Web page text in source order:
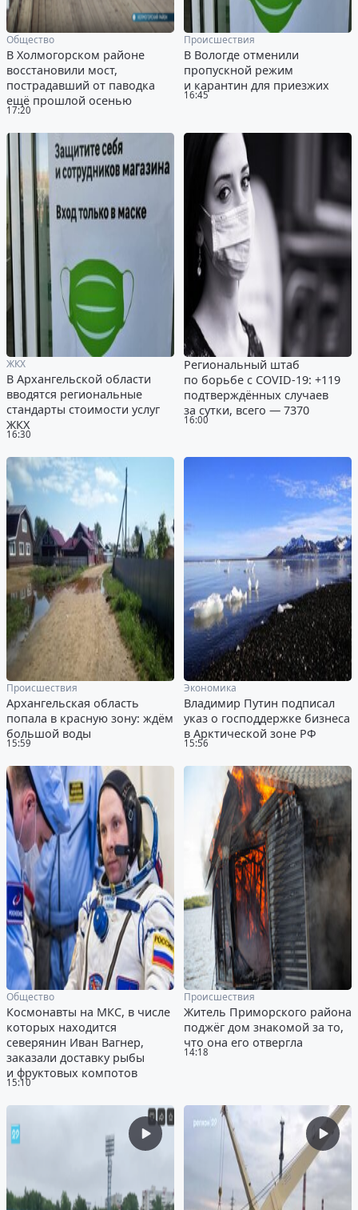
17:20
Общество
В Холмогорском районе
восстановили мост,
пострадавший от паводка
ещё прошлой осенью
16:45
Происшествия
В Вологде отменили
пропускной режим
и карантин для приезжих
16:30
ЖКХ
В Архангельской области
вводятся региональные
стандарты стоимости услуг
ЖКХ
16:00
Региональный штаб
по борьбе с COVID-19: +119
подтверждённых случаев
за сутки, всего — 7370
15:59
Происшествия
Архангельская область
попала в красную зону: ждём
большой воды
15:56
Экономика
Владимир Путин подписал
указ о господдержке бизнеса
в Арктической зоне РФ
15:10
Общество
Космонавты на МКС, в числе
которых находится
северянин Иван Вагнер,
заказали доставку рыбы
и фруктовых компотов
14:18
Происшествия
Житель Приморского района
поджёг дом знакомой за то,
что она его отвергла